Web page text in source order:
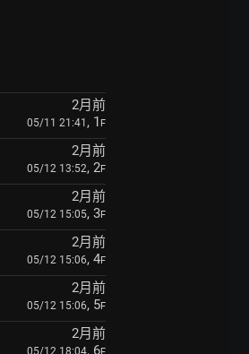
2月前
05/11 21:41 , 1 F
2月前
05/12 13:52, 2F
2月前
05/12 15:05, 3F
2月前
05/12 15:06, 4F
2月前
05/12 15:06, 5F
2月前
05/12 18:04, 6